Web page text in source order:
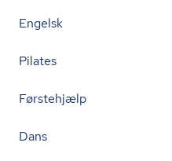
Engelsk
Pilates
Førstehjælp
Dans